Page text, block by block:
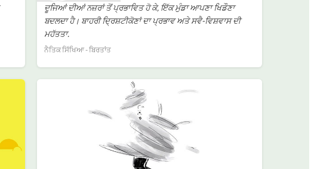
ਦੂਜਿਆਂ ਦੀਆਂ ਨਜ਼ਰਾਂ ਤੋਂ ਪ੍ਰਭਾਵਿਤ ਹੋ ਕੇ, ਇੱਕ ਮੁੰਡਾ ਆਪਣਾ ਖਿਡੌਣਾ
ਬਦਲਦਾ ਹੈ। ਬਾਹਰੀ ਦ੍ਰਿਸ਼ਟੀਕੋਣਾਂ ਦਾ ਪ੍ਰਭਾਵ ਅਤੇ ਸਵੈ-ਵਿਸ਼ਵਾਸ ਦੀ
ਮਹੱਤਤਾ.
ਨੈਤਿਕ ਸਿੱਖਿਆ - ਬਿਰਤਾਂਤ